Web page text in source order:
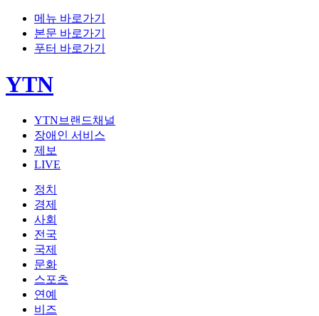
메뉴 바로가기
본문 바로가기
푸터 바로가기
YTN
YTN브랜드채널
장애인 서비스
제보
LIVE
정치
경제
사회
전국
국제
문화
스포츠
연예
비즈